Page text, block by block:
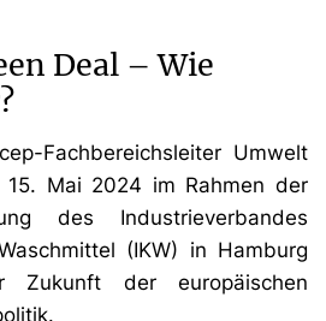
Deal – Wie
Fachbereichsleiter Umwelt
Mai 2024 im Rahmen der
des Industrieverbandes
(IKW) in Hamburg
Zukunft der europäischen